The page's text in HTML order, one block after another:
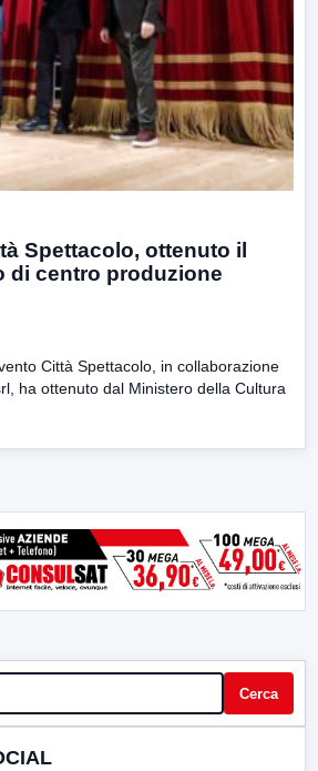
Spettacolo, ottenuto il
di centro produzione
Città Spettacolo, in collaborazione
ha ottenuto dal Ministero della Cultura
Cerca